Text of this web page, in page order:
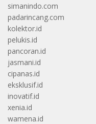
simanindo.com
padarincang.com
kolektor.id
pelukis.id
pancoran.id
jasmani.id
cipanas.id
eksklusif.id
inovatif.id
xenia.id
wamena.id